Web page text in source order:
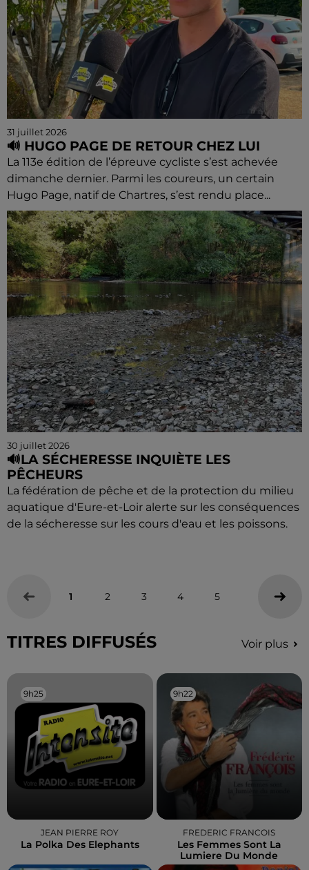
31 juillet 2026
🔊 HUGO PAGE DE RETOUR CHEZ LUI
La 113e édition de l’épreuve cycliste s’est achevée
dimanche dernier. Parmi les coureurs, un certain
Hugo Page, natif de Chartres, s’est rendu place...
30 juillet 2026
🔊LA SÉCHERESSE INQUIÈTE LES
PÊCHEURS
La fédération de pêche et de la protection du milieu
aquatique d'Eure-et-Loir alerte sur les conséquences
de la sécheresse sur les cours d'eau et les poissons.
1 2 3 4 5
TITRES DIFFUSÉS Voir plus
9h25
9h25
JEAN PIERRE ROY
La Polka Des Elephants
9h22
9h22
FREDERIC FRANCOIS
Les Femmes Sont La
Lumiere Du Monde